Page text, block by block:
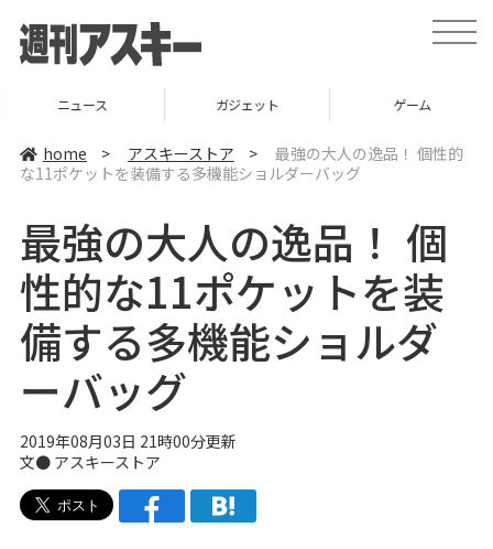
t
o
a
v
ニュース ガジェット ゲーム
home > アスキーストア >
最強の大人の逸品！ 個性的
な11ポケットを装備する多機能ショルダーバッグ
最強の大人の逸品！ 個
性的な11ポケットを装
備する多機能ショルダ
ーバッグ
2019年08月03日 21時00分更新
文● アスキーストア